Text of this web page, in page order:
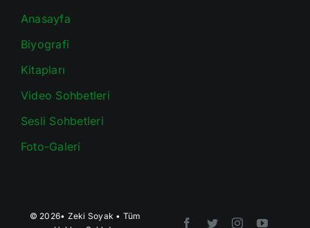
Anasayfa
Biyografi
Kitapları
Video Sohbetleri
Sesli Sohbetleri
Foto-Galeri
© 2026• Zeki Soyak • Tüm